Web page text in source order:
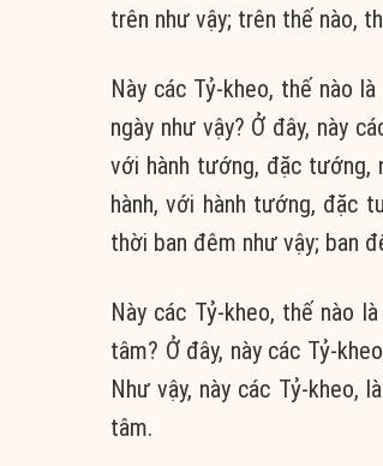
trên như vậy; trên thế nào,
Này các Tỷ-kheo, thế nào
ngày như vậy? Ở đây, này
với hành tướng, đặc tướng,
hành, với hành tướng, đặc
thời ban đêm như vậy; ban
Này các Tỷ-kheo, thế nào
tâm? Ở đây, này các Tỷ-
Như vậy, này các Tỷ-kheo,
tâm.